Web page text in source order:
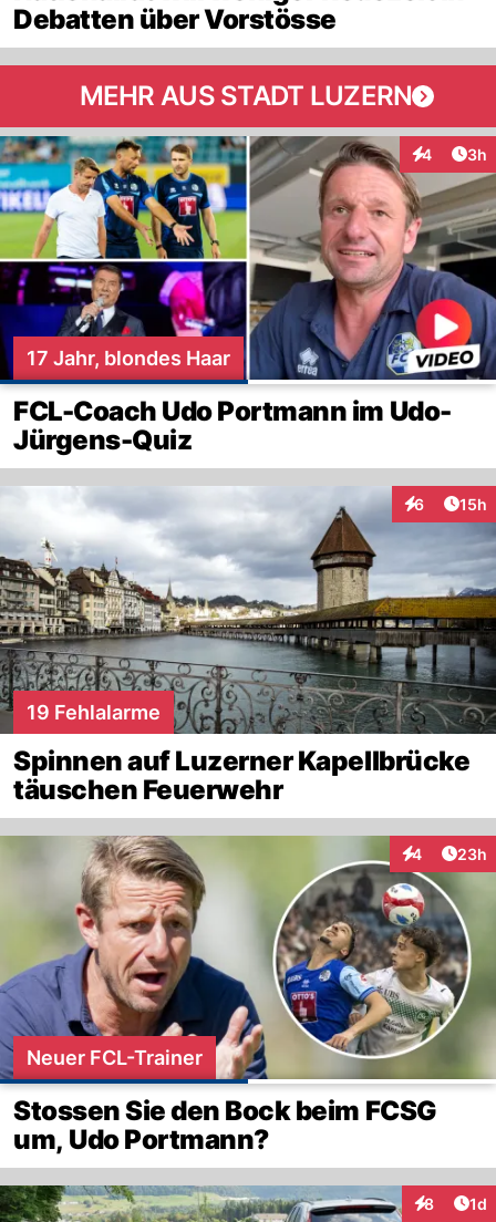
Debatten über Vorstösse
MEHR AUS STADT LUZERN
4 3h
17 Jahr, blondes Haar
FCL-Coach Udo Portmann im Udo-
Jürgens-Quiz
6
Interaktionen
15h
19 Fehlalarme
Spinnen auf Luzerner Kapellbrücke
täuschen Feuerwehr
4
Interaktionen
23h
Neuer FCL-Trainer
Stossen Sie den Bock beim FCSG
um, Udo Portmann?
8 1d